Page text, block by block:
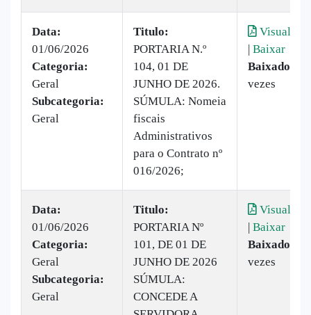
Data:
01/06/2026
Categoria:
Geral
Subcategoria:
Geral
Titulo:
PORTARIA N.º
104, 01 DE
JUNHO DE 2026.
SÚMULA: Nomeia
fiscais
Administrativos
para o Contrato nº
016/2026;
Visualizar
| Baixar
Baixado:
vezes
Data:
01/06/2026
Categoria:
Geral
Subcategoria:
Geral
Titulo:
PORTARIA Nº
101, DE 01 DE
JUNHO DE 2026
SÚMULA:
CONCEDE A
Visualizar
| Baixar
Baixado:
vezes